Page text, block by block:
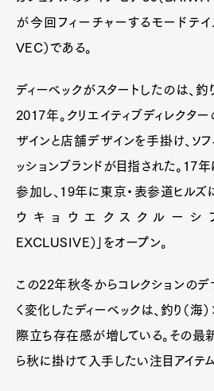
が今回フィーチャーするモードテイ
VEC）である。
ディーベックがスタートしたのは、
2017年。クリエイティブディレク
ザインと店舗デザインを手掛け、ソフ
ッションブランドが目指された。17
参加し、19年に東京・表参道ヒルズ
ウキョウエクスクルーシ
EXCLUSIVE）」をオープン。
この22年秋冬からコレクションのデ
く変化したディーベックは、釣り（
際立ち存在感が増している。その最
ら秋に掛けて入手したい注目アイテム